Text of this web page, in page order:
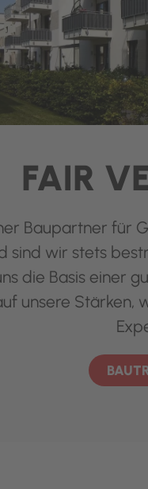
FAIR
Baupartner für
sind wir stets
die Basis einer
unsere Stärken,